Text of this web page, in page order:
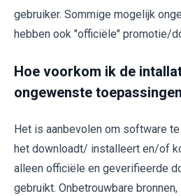
gebruiker. Sommige mogelijk
hebben ook "officiële" promotie/
Hoe voorkom ik de
ongewenste
Het is aanbevolen om software
het downloadt/ installeert en/of
alleen officiële en geverifieerde
gebruikt. Onbetrouwbare